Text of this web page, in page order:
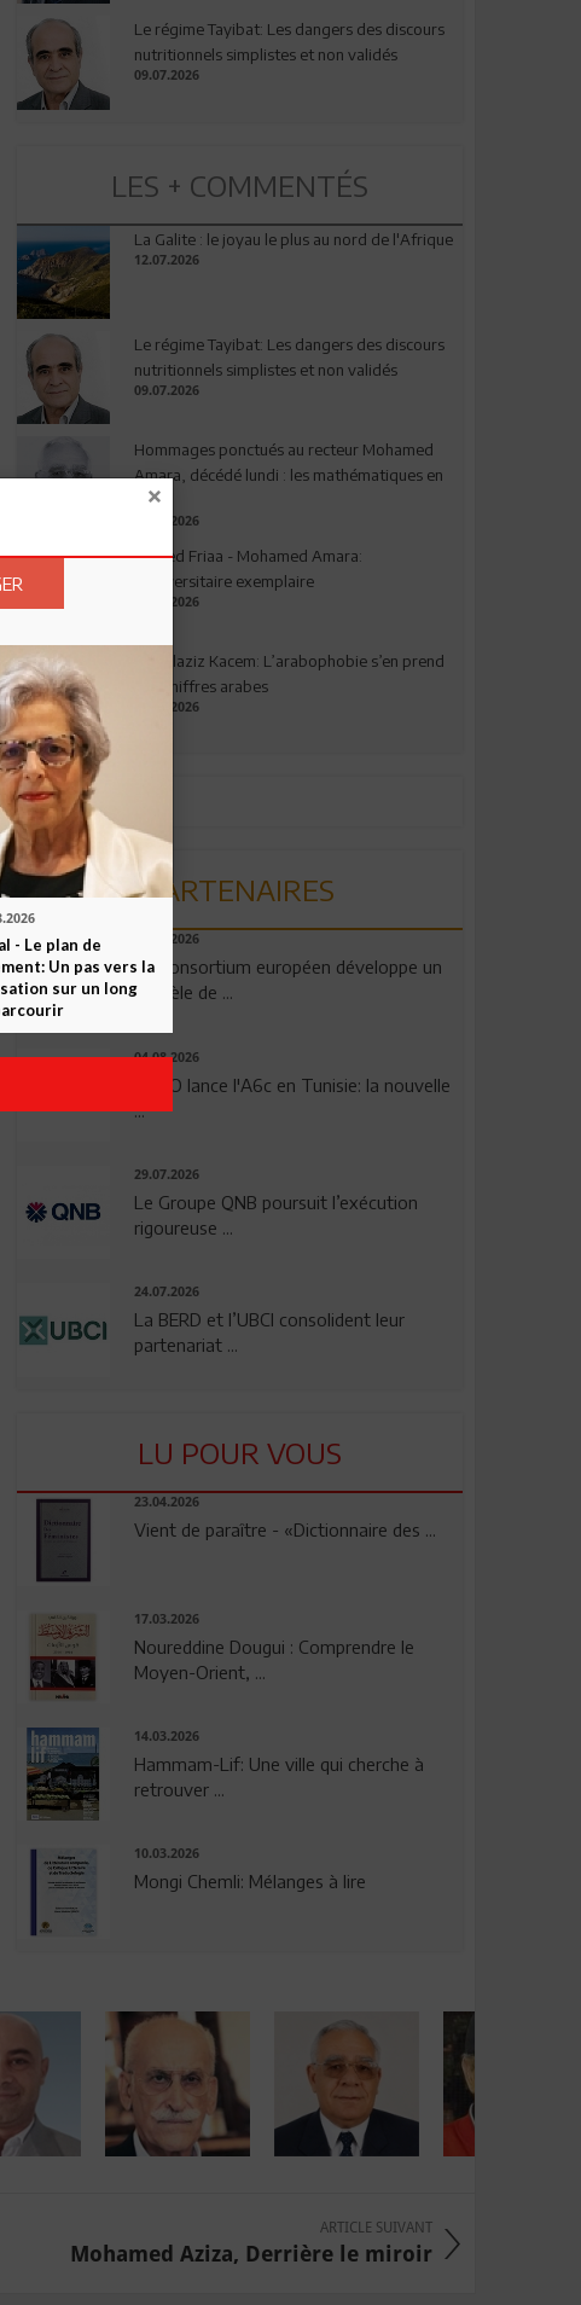
Le régime Tayibat: Les dangers des discours
nutritionnels simplistes et non validés
09.07.2026
LES + COMMENTÉS
La Galite : le joyau le plus au nord de l'Afrique
12.07.2026
Le régime Tayibat: Les dangers des discours
nutritionnels simplistes et non validés
09.07.2026
Hommages ponctués au recteur Mohamed
Amara, décédé lundi : les mathématiques en
deuil
03.08.2026
Ahmed Friaa - Mohamed Amara:
l’Universitaire exemplaire
04.08.2026
Abdelaziz Kacem: L’arabophobie s’en prend
aux chiffres arabes
09.07.2026
PARTENAIRES
06.08.2026
Un consortium européen développe un
modèle de ...
04.08.2026
OPPO lance l'A6c en Tunisie: la nouvelle
...
29.07.2026
Le Groupe QNB poursuit l’exécution
rigoureuse ...
24.07.2026
La BERD et l’UBCI consolident leur
partenariat ...
LU POUR VOUS
23.04.2026
Vient de paraître - «Dictionnaire des ...
17.03.2026
Noureddine Dougui : Comprendre le
Moyen-Orient, ...
14.03.2026
Hammam-Lif: Une ville qui cherche à
retrouver ...
10.03.2026
Mongi Chemli: Mélanges à lire
ARTICLE SUIVANT
Mohamed Aziza, Derrière le miroir
- Le plan de
Un pas vers la
sur un long